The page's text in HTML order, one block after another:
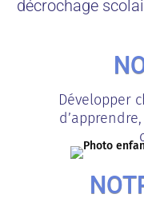
décrochage
Développer